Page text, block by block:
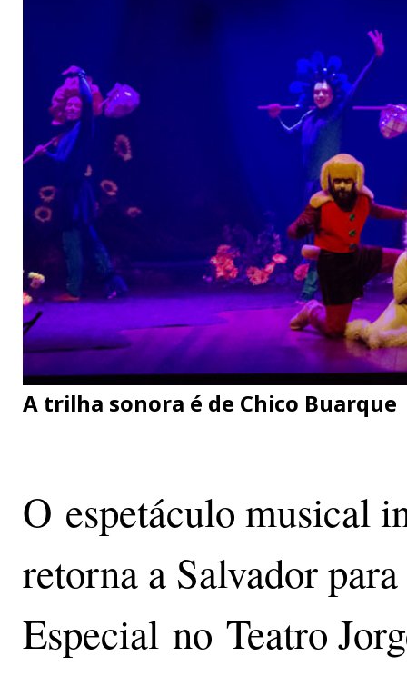
A trilha sonora é de Chico Buarque
O espetáculo musical
retorna a Salvador
Especial no Teatro